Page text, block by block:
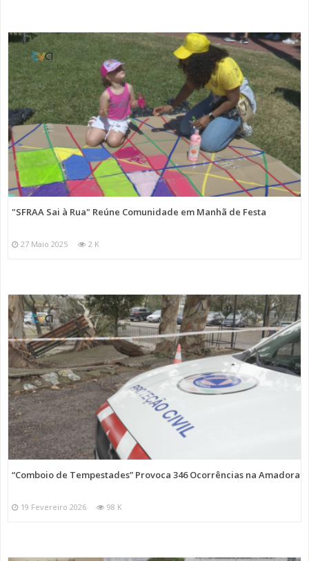
"SFRAA Sai à Rua" Reúne Comunidade em Manhã de Festa
27 Maio 2025 2 K
“Comboio de Tempestades” Provoca 346 Ocorrências na Amadora
19 Fevereiro 2026 98 K